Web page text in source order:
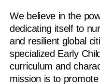
We believe in the
dedicating itself to
and resilient global
specialized Early
curriculum and
mission is to